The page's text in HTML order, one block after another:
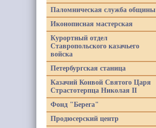
Паломническая служба общины
Иконописная мастерская
Курортный отдел
Ставропольского казачьего
войска
Петербургская станица
Казачий Конвой Святого Царя
Страстотерпца Николая II
Фонд "Берега"
Продюсерский центр